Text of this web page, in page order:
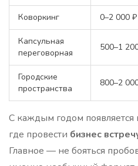
Коворкинг 0–2 000 ₽
Капсульная
переговорная
500–1
Городские
пространства
800–2
С каждым годом появляется
где провести бизнес
Главное — не бояться